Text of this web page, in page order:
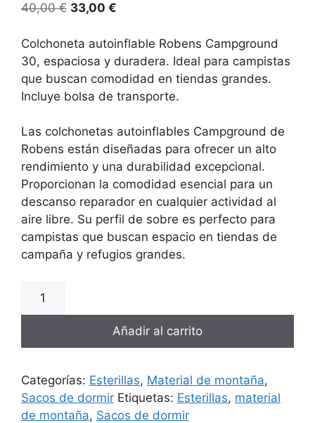
40,00€ 33,00 €
Colchoneta autoinflable Robens Campground
30, espaciosa y duradera. Ideal para campistas
que buscan comodidad en tiendas grandes.
Incluye bolsa de transporte.
Las colchonetas autoinflables Campground de
Robens están diseñadas para ofrecer un alto
rendimiento y una durabilidad excepcional.
Proporcionan la comodidad esencial para un
descanso reparador en cualquier actividad al
aire libre. Su perfil de sobre es perfecto para
campistas que buscan espacio en tiendas de
campaña y refugios grandes.
Añadir al carrito
Categorías: Esterillas, Material de montaña,
Sacos de dormir Etiquetas: Esterillas, material
de montaña, Sacos de dormir